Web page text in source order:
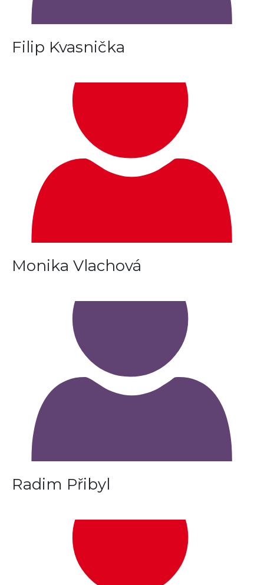
Filip Kvasnička
Monika Vlachová
Radim Přibyl